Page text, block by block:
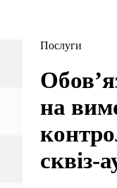
Послуги
на
сквіз-